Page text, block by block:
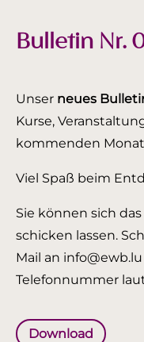
Bulletin Nr.
Unser neues
Kurse,
kommenden
Viel Spaß beim
Sie können sich
schicken lassen.
Mail an
Telefonnummer
Download